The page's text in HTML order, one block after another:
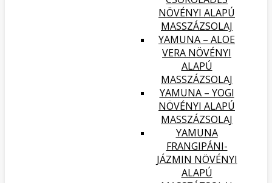
NÖVÉNYI ALAPÚ
MASSZÁZSOLAJ
YAMUNA – ALOE
VERA NÖVÉNYI
ALAPÚ
MASSZÁZSOLAJ
YAMUNA – YOGI
NÖVÉNYI ALAPÚ
MASSZÁZSOLAJ
YAMUNA
FRANGIPÁNI-
JÁZMIN NÖVÉNYI
ALAPÚ